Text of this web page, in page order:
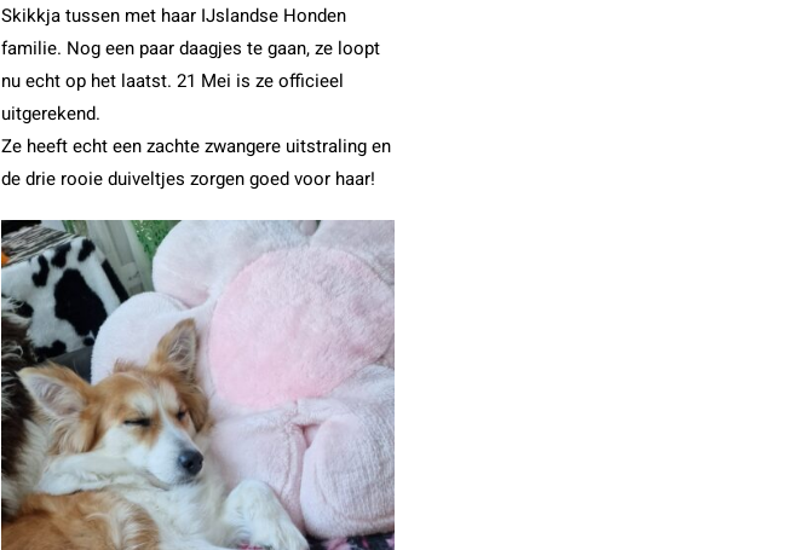
Skikkja tussen met haar IJslandse Honden
familie. Nog een paar daagjes te gaan, ze loopt
nu echt op het laatst. 21 Mei is ze officieel
uitgerekend.
Ze heeft echt een zachte zwangere uitstraling en
de drie rooie duiveltjes zorgen goed voor haar!